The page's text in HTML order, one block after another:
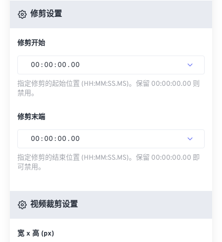
修剪设置
修剪开始
00 : 00 : 00 . 00
指定修剪的起始位置 (HH:MM:SS.MS)。保留 00:00:00.00 则
禁用。
修剪末端
00 : 00 : 00 . 00
指定修剪的结束位置 (HH:MM:SS.MS)。保留 00:00:00.00 即
可禁用。
视频裁剪设置
宽 x 高 (px)